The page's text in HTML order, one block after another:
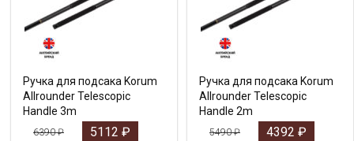
Ручка для подсака Korum
Allrounder Telescopic
Handle 3m
6390₽ 5112 ₽
Ручка для подсака Korum
Allrounder Telescopic
Handle 2m
5490₽ 4392 ₽